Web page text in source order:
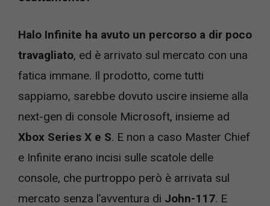
Halo Infinite ha avuto un percorso a dir poco
travagliato, ed è arrivato sul mercato con una
fatica immane. Il prodotto, come tutti
sappiamo, sarebbe dovuto uscire insieme alla
next-gen di console Microsoft, insieme ad
Xbox Series X e S. E non a caso Master Chief
e Infinite erano incisi sulle scatole delle
console, che purtroppo però è arrivata sul
mercato senza l’avventura di John-117. E